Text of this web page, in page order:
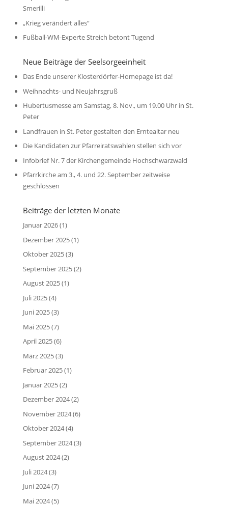
Smerilli
„Krieg verändert alles“
Fußball-WM-Experte Streich betont Tugend
Neue Beiträge der Seelsorgeeinheit
Das Ende unserer Klosterdörfer-Homepage ist da!
Weihnachts- und Neujahrsgruß
Hubertusmesse am Samstag, 8. Nov., um 19.00 Uhr in St.
Peter
Landfrauen in St. Peter gestalten den Erntealtar neu
Die Kandidaten zur Pfarreiratswahlen stellen sich vor
Infobrief Nr. 7 der Kirchengemeinde Hochschwarzwald
Pfarrkirche am 3., 4. und 22. September zeitweise
geschlossen
Beiträge der letzten Monate
Januar 2026(1)
Dezember 2025(1)
Oktober 2025(3)
September 2025(2)
August 2025(1)
Juli 2025(4)
Juni 2025(3)
Mai 2025(7)
April 2025(6)
März 2025(3)
Februar 2025(1)
Januar 2025(2)
Dezember 2024(2)
November 2024(6)
Oktober 2024(4)
September 2024(3)
August 2024(2)
Juli 2024(3)
Juni 2024(7)
Mai 2024(5)